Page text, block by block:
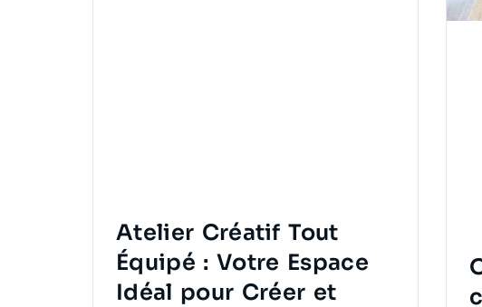
Atelier Créatif Tout
Équipé : Votre Espace
Idéal pour Créer et